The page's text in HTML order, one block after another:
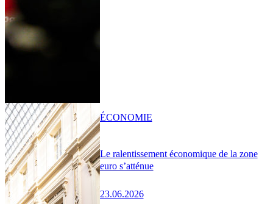
Le ralentissement économique de la zone
euro s’atténue
23.06.2026
ÉCONOMIE